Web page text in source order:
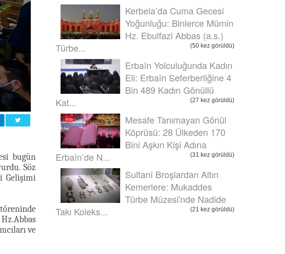
bugün
Söz
Gelişimi
ve
Kerbela’da Cuma Gecesi
Yoğunluğu: Binlerce Mümin
Hz. Ebulfazl Abbas (a.s.)
Türbe...
(50 kez görüldü)
Erbaîn Yolculuğunda Kadın
Eli: Erbaîn Seferberliğine 4
Bin 489 Kadın Gönüllü
Kat...
(27 kez görüldü)
Mesafe Tanımayan Gönül
Köprüsü: 28 Ülkeden 170
Bini Aşkın Kişi Adına
Erbaîn’de N...
(31 kez görüldü)
Sultanî Broşlardan Altın
Kemerlere: Mukaddes
Türbe Müzesi'nde Nadide
Takı Koleks...
(21 kez görüldü)